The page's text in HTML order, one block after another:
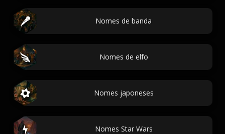
Nomes de banda
Nomes de elfo
Nomes japoneses
Nomes Star Wars